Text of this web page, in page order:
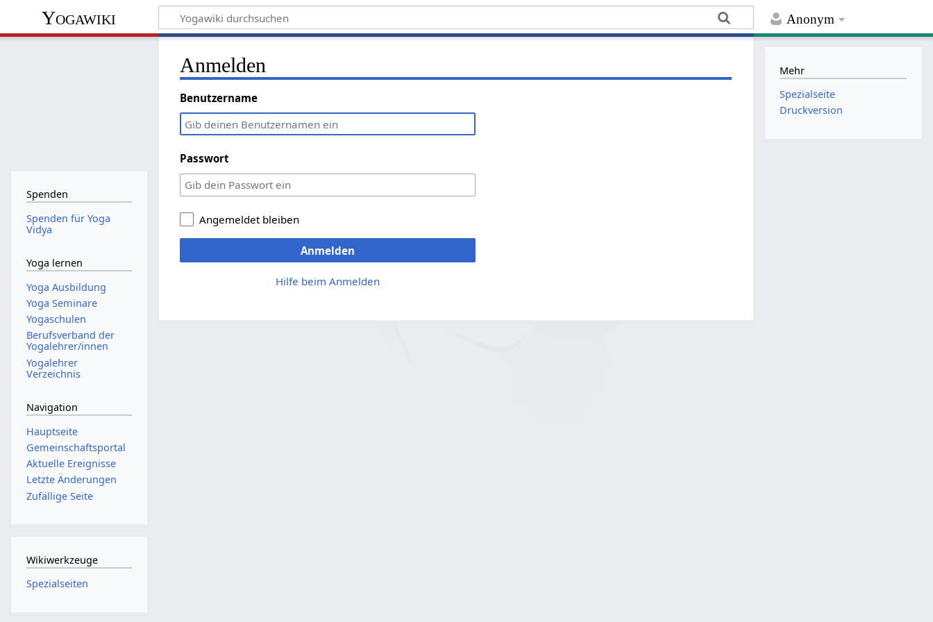
Anonym
Yogawiki
Anmelden
Benutzername
Passwort
Angemeldet bleiben
Anmelden
Hilfe beim Anmelden
Spenden
Spenden für Yoga
Vidya
Yoga lernen
Yoga Ausbildung
Yoga Seminare
Yogaschulen
Berufsverband der
Yogalehrer/innen
Yogalehrer
Verzeichnis
Navigation
Hauptseite
Gemeinschafts­portal
Aktuelle Ereignisse
Letzte Änderungen
Zufällige Seite
Wikiwerkzeuge
Spezialseiten
Mehr
Spezialseite
Druckversion